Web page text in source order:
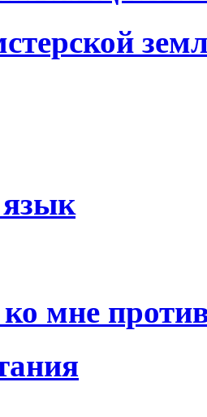
мне